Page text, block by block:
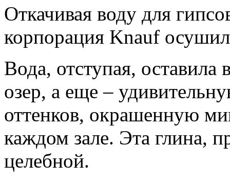
Откачивая воду для
корпорация Knauf
Вода, отступая,
озер, а еще –
оттенков, окрашенную
каждом зале. Эта глина,
целебной.